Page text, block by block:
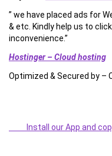
” we have placed ads for
& etc. Kindly help us to
inconvenience.”
Hostinger – Cloud hosting
Optimized & Secured by –
Install our App and